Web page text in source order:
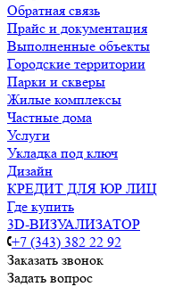
Обратная связь
Прайс и документация
Выполненные объекты
Городские территории
Парки и скверы
Жилые комплексы
Частные дома
Услуги
Укладка под ключ
Дизайн
КРЕДИТ ДЛЯ ЮР ЛИЦ
Где купить
3D-ВИЗУАЛИЗАТОР
+7 (343) 382 22 92
Заказать звонок
Задать вопрос